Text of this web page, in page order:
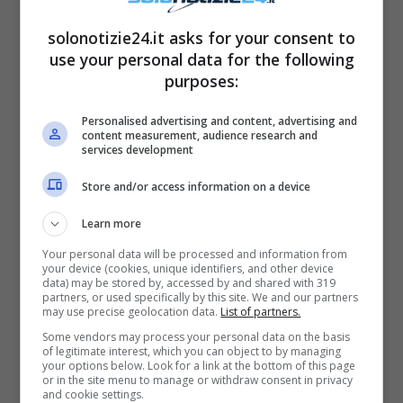
L’artista, reduce da clamore mediatico
innescato dalla relazione con la cantante di
Sora, ha preferito vivere questa nuova storia
d’amore il più possibile lontano dai media
tanto che i fan hanno definito questo
cambiamento di vita per
più che rivoluzionario. Infatti, a tenere banco
nel mondo del web troviamo il video
condiviso in occasione della festa di Pasqua e
che fa da sfondo ad un annuncio molto
solonotizie24.it asks for your consent to
use your personal data for the following
purposes:
Personalised advertising and content, advertising and
content measurement, audience research and
services development
Store and/or access information on a device
Learn more
Your personal data will be processed and information from
your device (cookies, unique identifiers, and other device
data) may be stored by, accessed by and shared with 319
partners, or used specifically by this site. We and our partners
may use precise geolocation data. List of partners.
Some vendors may process your personal data on the basis
of legitimate interest, which you can object to by managing
your options below. Look for a link at the bottom of this page
or in the site menu to manage or withdraw consent in privacy
and cookie settings.